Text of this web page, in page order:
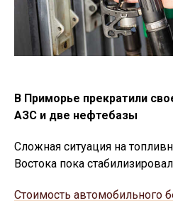
В Приморье прекратили
АЗС и две нефтебазы
Сложная ситуация на
Востока пока
Стоимость автомобильного